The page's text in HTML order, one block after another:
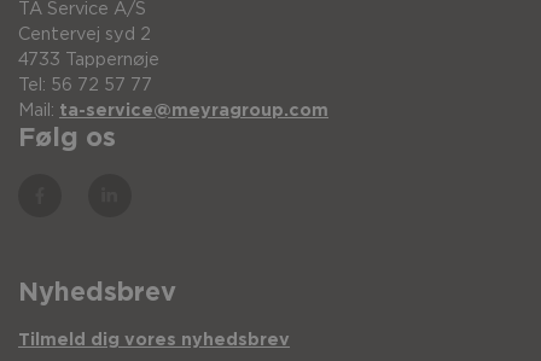
TA Service A/S
Centervej syd 2
4733 Tappernøje
Tel: 56 72 57 77
Mail: ta-service@meyragroup.com
Følg os
Nyhedsbrev
Tilmeld dig vores nyhedsbrev